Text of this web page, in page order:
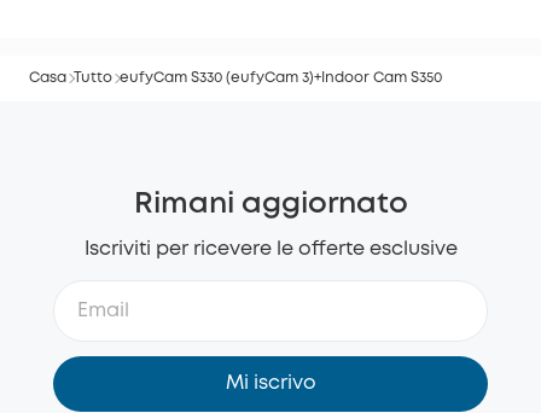
Casa Tutto eufyCam S330 (eufyCam 3)+Indoor Cam S350
Rimani aggiornato
Iscriviti per ricevere le offerte esclusive
Mi iscrivo